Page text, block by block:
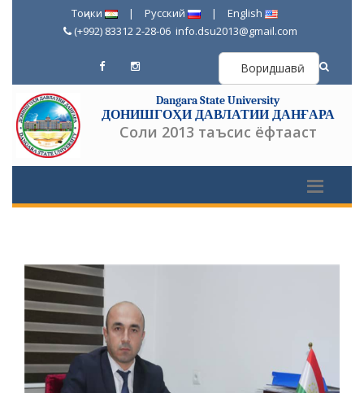
Тоҷики | Русский |
English
(+992) 83312 2-28-06 info.dsu2013@gmail.com
Воридшавӣ
Dangara State University
ДОНИШГОҲИ ДАВЛАТИИ ДАНҒАРА
Соли 2013 таъсис ёфтааст